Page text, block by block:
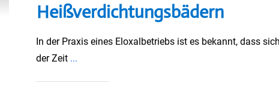
Heißverdichtungsbädern
In der Praxis eines Eloxalbetriebs ist es bekannt, dass
der Zeit ...